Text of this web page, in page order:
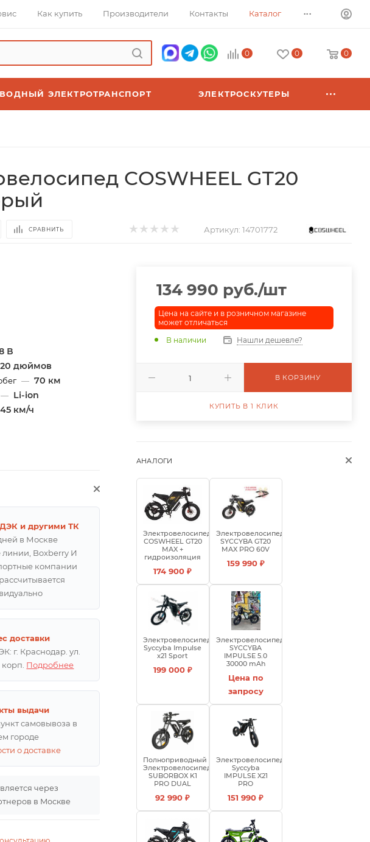
Как купить Производители Контакты Каталог ...
0 0 0
ВОДНЫЙ ЭЛЕКТРОТРАНСПОРТ ЭЛЕКТРОСКУТЕРЫ
COSWHEEL GT20
СРАВНИТЬ Артикул: 14701772
В
20 дюймов
— 70 км
— Li-ion
45 км/ч
и другими ТК
в Москве
Boxberry И
компании
доставки
г. Краснодар. ул.
Подробнее
выдачи
самовывоза в
городе
о доставке
через
в Москве
134 990 руб./шт
Цена на сайте и в розничном магазине
может отличаться
В наличии
Нашли дешевле?
В КОРЗИНУ
КУПИТЬ В 1 КЛИК
АНАЛОГИ
Электровелосипед
COSWHEEL GT20
MAX +
гидроизоляция
174 900 ₽
Электровелосипед
SYCCYBA GT20
MAX PRO 60V
159 990 ₽
Электровелосипед
Syccyba Impulse
x21 Sport
199 000 ₽
Электровелосипед
SYCCYBA
IMPULSE 5.0
30000 mAh
Цена по
запросу
Полноприводный
Электровелосипед
SUBORBOX K1
PRO DUAL
92 990 ₽
Электровелосипед
Syccyba
IMPULSE X21
PRO
151 990 ₽